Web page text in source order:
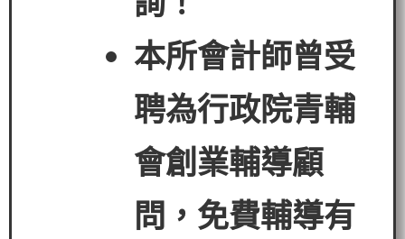
本所會計師曾受
聘為行政院青輔
會創業輔導顧
問，免費輔導有